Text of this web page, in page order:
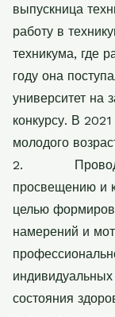
выпускница
работу в
техникума, где
году она
университет на
конкурсу. В
молодого
2.
просвещению и
целью
намерений и
индивидуальных
состояния